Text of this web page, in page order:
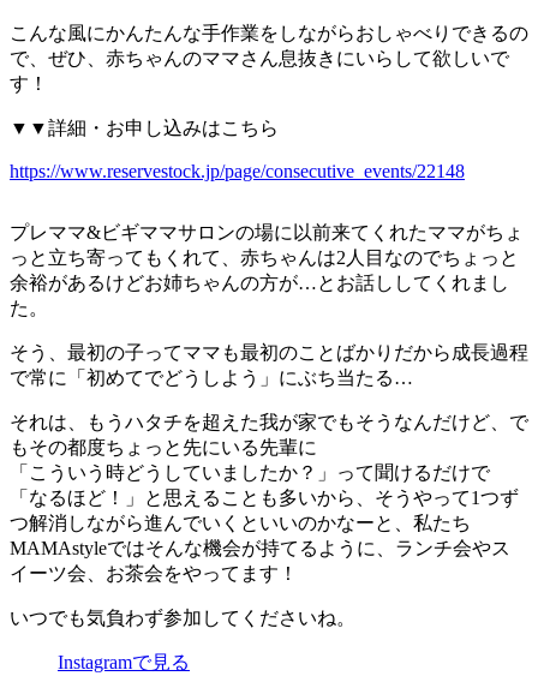
こんな風にかんたんな手作業をしながらおしゃべりできるの
で、ぜひ、赤ちゃんのママさん息抜きにいらして欲しいで
す！
▼▼詳細・お申し込みはこちら
https://www.reservestock.jp/page/consecutive_events/22148
プレママ&ビギママサロンの場に以前来てくれたママがちょ
っと立ち寄ってもくれて、赤ちゃんは2人目なのでちょっと
余裕があるけどお姉ちゃんの方が…とお話ししてくれまし
た。
そう、最初の子ってママも最初のことばかりだから成長過程
で常に「初めてでどうしよう」にぶち当たる…
それは、もうハタチを超えた我が家でもそうなんだけど、で
もその都度ちょっと先にいる先輩に
「こういう時どうしていましたか？」って聞けるだけで
「なるほど！」と思えることも多いから、そうやって1つず
つ解消しながら進んでいくといいのかなーと、私たち
MAMAstyleではそんな機会が持てるように、ランチ会やス
イーツ会、お茶会をやってます！
いつでも気負わず参加してくださいね。
Instagramで見る